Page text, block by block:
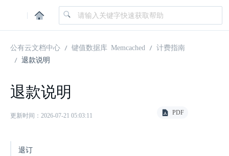
|
公有云文档中心 键值数据库 Memcached
计费指南
退款说明
退款说明
更新时间：2026-07-21 05:03:11 PDF
退订